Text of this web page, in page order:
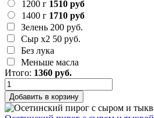
1200 г 1510 руб
1400 г 1710 руб
Зелень 200 руб.
Сыр х2 50 руб.
Без лука
Меньше масла
Итого: 1360 руб.
Добавить в корзину